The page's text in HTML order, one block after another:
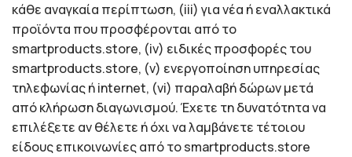
κάθε αναγκαία περίπτωση, (iii) για νέα ή εναλλακτικά
προϊόντα που προσφέρονται από το
smartproducts.store, (iv) ειδικές προσφορές του
smartproducts.store, (v) ενεργοποίηση υπηρεσίας
τηλεφωνίας ή internet, (vi) παραλαβή δώρων μετά
από κλήρωση διαγωνισμού. Έχετε τη δυνατότητα να
επιλέξετε αν θέλετε ή όχι να λαμβάνετε τέτοιου
είδους επικοινωνίες από το smartproducts.store